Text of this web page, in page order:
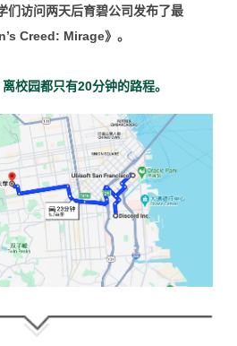
们访问两天后育碧公司发布了最
Creed: Mirage》。
校园都只有20分钟的路程。